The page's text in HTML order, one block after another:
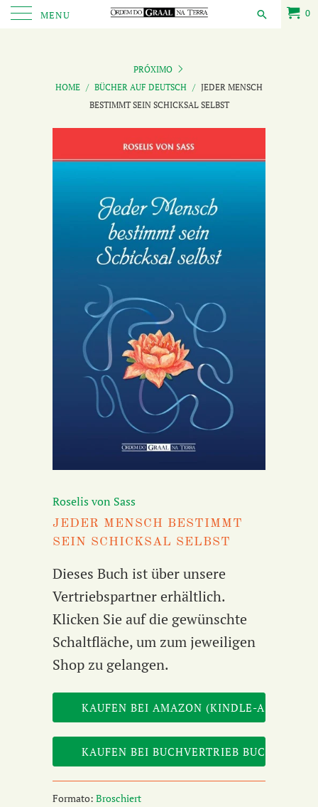
MENU 0
PRÓXIMO
HOME / BÜCHER AUF DEUTSCH / JEDER MENSCH
BESTIMMT SEIN SCHICKSAL SELBST
Roselis von Sass
JEDER MENSCH BESTIMMT
SEIN SCHICKSAL SELBST
Dieses Buch ist über unsere
Vertriebspartner erhältlich.
Klicken Sie auf die gewünschte
Schaltfläche, um zum jeweiligen
Shop zu gelangen.
Formato: Broschiert